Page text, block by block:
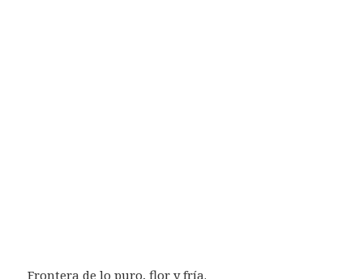
Frontera de lo puro, flor y fría.